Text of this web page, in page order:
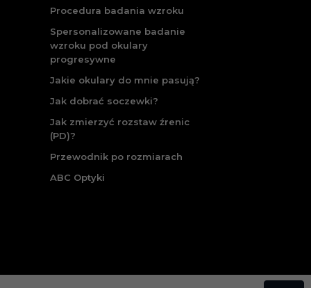
Procedura badania wzroku
Spersonalizowane badanie
wzroku pod okulary
progresywne
Jakie okulary do mnie pasują?
Jak dobrać soczewki?
Jak zmierzyć rozstaw źrenic
(PD)?
Przewodnik po rozmiarach
ABC Optyki